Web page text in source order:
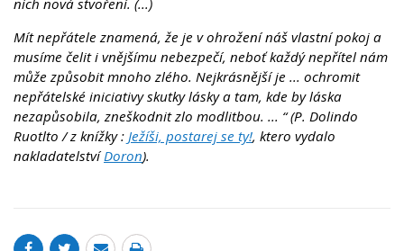
nich nová stvoření. (...)
Mít nepřátele znamená, že je v ohrožení náš vlastní pokoj a
musíme čelit i vnějšímu nebezpečí, neboť každý nepřítel nám
může způsobit mnoho zlého. Nejkrásnější je ... ochromit
nepřátelské iniciativy skutky lásky a tam, kde by láska
nezapůsobila, zneškodnit zlo modlitbou. ... “ (P. Dolindo
Ruotlto / z knížky : Ježíši, postarej se ty!, ktero vydalo
nakladatelstvíDoron).